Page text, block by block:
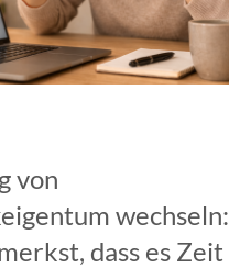
von
wechseln:
dass es Zeit